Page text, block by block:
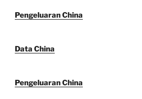
Pengeluaran China
Data China
Pengeluaran China